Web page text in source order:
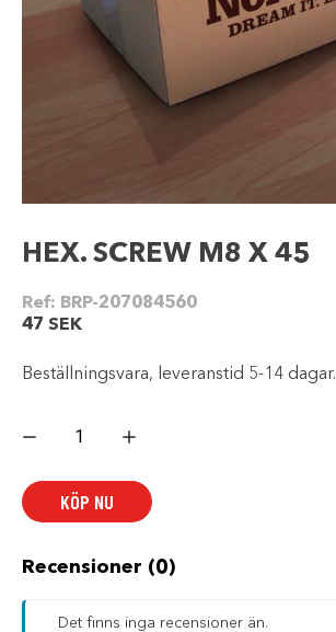
HEX. SCREW M8 X 45
Ref: BRP-207084560
47 SEK
Beställningsvara, leveranstid 5-14 dagar.
SCREW
mängd
KÖP NU
Recensioner (0)
Det finns inga recensioner än.